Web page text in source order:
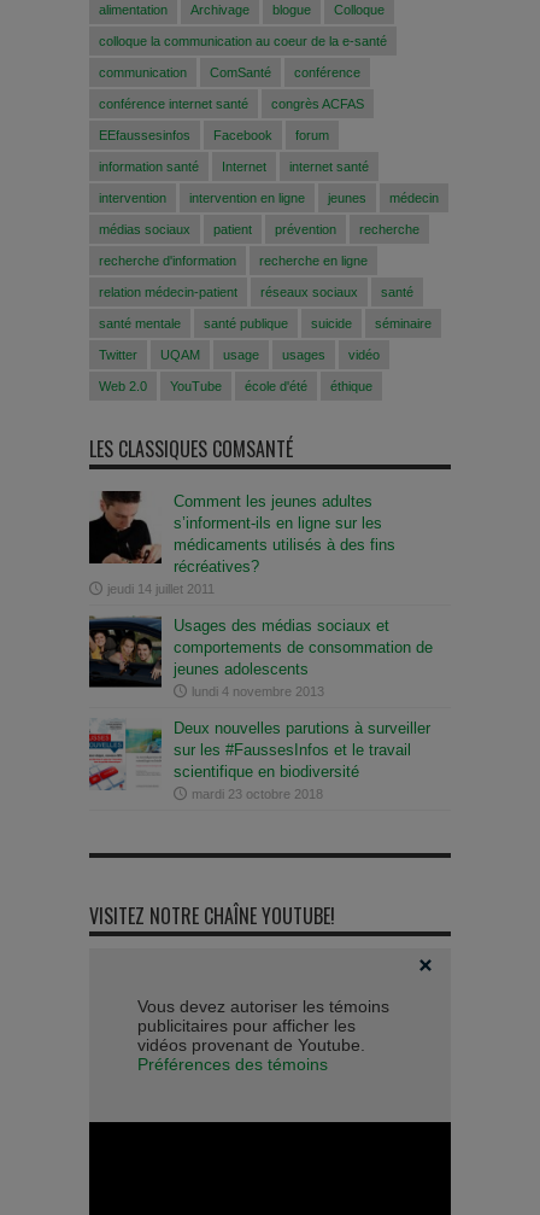
alimentation Archivage blogue Colloque
colloque la communication au coeur de la e-santé
communication ComSanté conférence
conférence internet santé congrès ACFAS
EEfaussesinfos Facebook forum
information santé Internet internet santé
intervention intervention en ligne jeunes médecin
médias sociaux patient prévention recherche
recherche d'information recherche en ligne
relation médecin-patient réseaux sociaux santé
santé mentale santé publique suicide séminaire
Twitter UQAM usage usages vidéo
Web 2.0 YouTube école d'été éthique
LES CLASSIQUES COMSANTÉ
Comment les jeunes adultes
s’informent-ils en ligne sur les
médicaments utilisés à des fins
récréatives?
jeudi 14 juillet 2011
Usages des médias sociaux et
comportements de consommation de
jeunes adolescents
lundi 4 novembre 2013
Deux nouvelles parutions à surveiller
sur les #FaussesInfos et le travail
scientifique en biodiversité
mardi 23 octobre 2018
VISITEZ NOTRE CHAÎNE YOUTUBE!
Vous devez autoriser les témoins
publicitaires pour afficher les
vidéos provenant de Youtube.
Préférences des témoins